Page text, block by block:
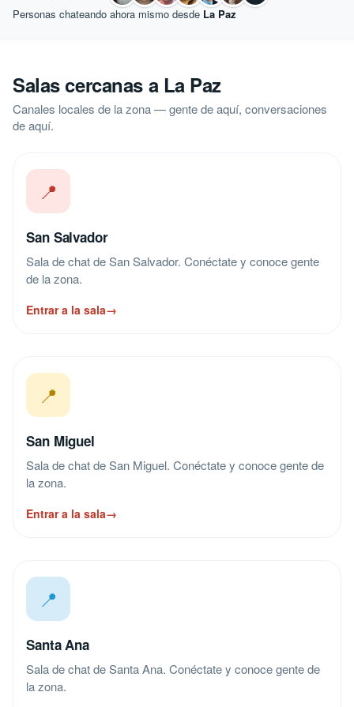
Personas chateando ahora mismo desde La Paz
Salas cercanas a La Paz
Canales locales de la zona — gente de aquí, conversaciones
de aquí.
📍
San Salvador
Sala de chat de San Salvador. Conéctate y conoce gente
de la zona.
Entrar a la sala→
📍
San Miguel
Sala de chat de San Miguel. Conéctate y conoce gente de
la zona.
Entrar a la sala→
📍
Santa Ana
Sala de chat de Santa Ana. Conéctate y conoce gente de
la zona.